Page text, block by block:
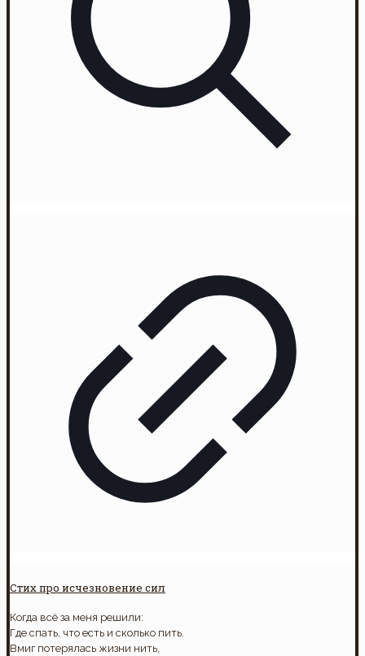
Стих про исчезновение сил
Когда всё за меня решили:
Где спать, что есть и сколько пить.
Вмиг потерялась жизни нить,